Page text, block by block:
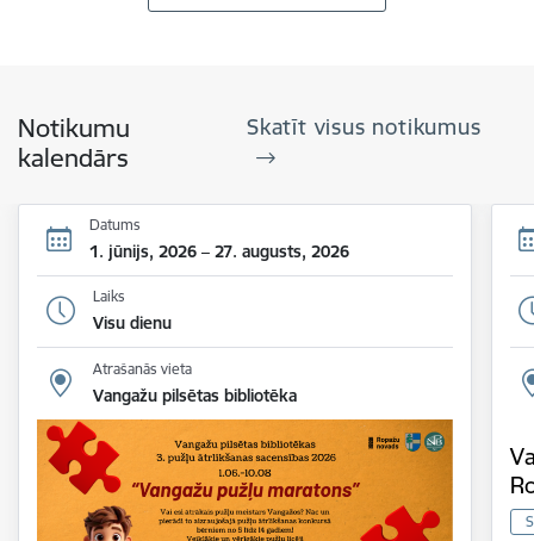
Notikumu
kalendārs
Skatīt visus notikumus
Datums
1. jūnijs, 2026 – 27. augusts, 2026
Laiks
Visu dienu
Atrašanās vieta
Vangažu pilsētas bibliotēka